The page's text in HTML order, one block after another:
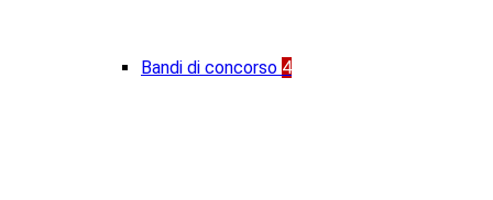
Bandi di concorso 4